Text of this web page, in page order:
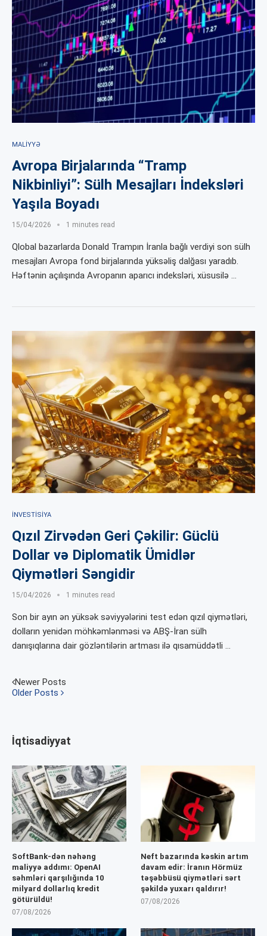
MALIYYƏ
Avropa Birjalarında “Tramp
Nikbinliyi”: Sülh Mesajları İndeksləri
Yaşıla Boyadı
15/04/2026 1 minutes read
Qlobal bazarlarda Donald Trampın İranla bağlı verdiyi son sülh
mesajları Avropa fond birjalarında yüksəliş dalğası yaradıb.
Həftənin açılışında Avropanın aparıcı indeksləri, xüsusilə …
İNVESTISIYA
Qızıl Zirvədən Geri Çəkilir: Güclü
Dollar və Diplomatik Ümidlər
Qiymətləri Səngidir
15/04/2026 1 minutes read
Son bir ayın ən yüksək səviyyələrini test edən qızıl qiymətləri,
dolların yenidən möhkəmlənməsi və ABŞ-İran sülh
danışıqlarına dair gözləntilərin artması ilə qısamüddətli …
Newer Posts
Older Posts
İqtisadiyyat
SoftBank-dən nəhəng
maliyyə addımı: OpenAI
səhmləri qarşılığında 10
milyard dollarlıq kredit
götürüldü!
07/08/2026
Neft bazarında kəskin artım
davam edir: İranın Hörmüz
təşəbbüsü qiymətləri sərt
şəkildə yuxarı qaldırır!
07/08/2026